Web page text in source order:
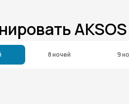
8 ночей 9